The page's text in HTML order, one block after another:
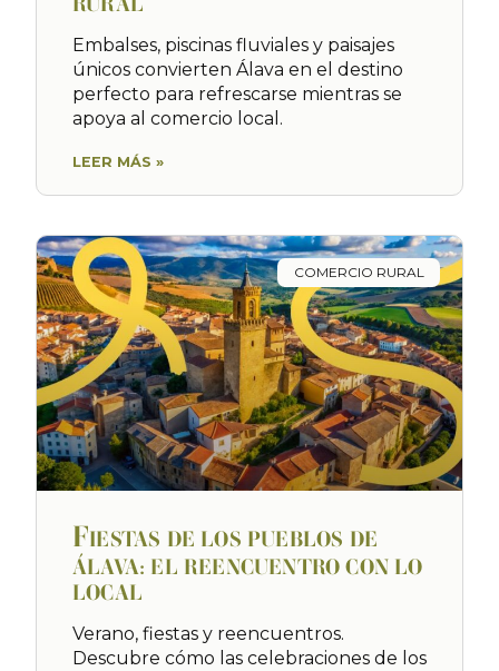
Embalses, piscinas fluviales y paisajes
únicos convierten Álava en el destino
perfecto para refrescarse mientras se
apoya al comercio local.
LEER MÁS »
COMERCIO RURAL
FIESTAS DE LOS PUEBLOS DE
ÁLAVA: EL REENCUENTRO CON LO
LOCAL
Verano, fiestas y reencuentros.
Descubre cómo las celebraciones de los